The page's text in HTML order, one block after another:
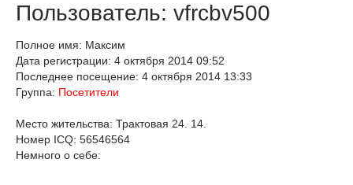
Пользователь: vfrcbv500
Полное имя: Максим
Дата регистрации: 4 октября 2014 09:52
Последнее посещение: 4 октября 2014 13:33
Группа: Посетители
Место жительства: Трактовая 24. 14.
Номер ICQ: 56546564
Немного о себе: